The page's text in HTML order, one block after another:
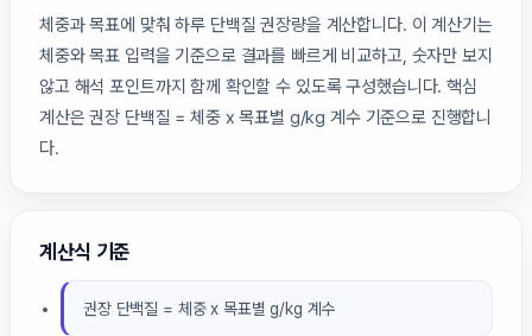
체중과 목표에 맞춰 하루 단백질 권장량을 계산합니다. 이 계산기는
체중와 목표 입력을 기준으로 결과를 빠르게 비교하고, 숫자만 보지
않고 해석 포인트까지 함께 확인할 수 있도록 구성했습니다. 핵심
계산은 권장 단백질 = 체중 x 목표별 g/kg 계수 기준으로 진행합니
다.
계산식 기준
권장 단백질 = 체중 x 목표별 g/kg 계수